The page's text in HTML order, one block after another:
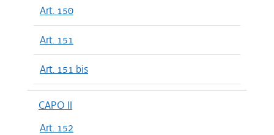
Art. 150
Art. 151
Art. 151 bis
CAPO II
Art. 152